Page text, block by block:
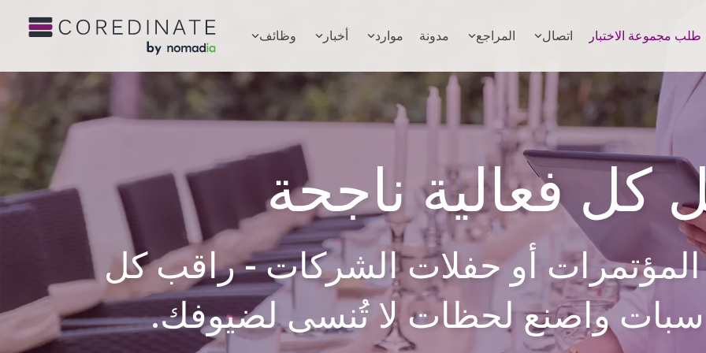
وظائف أخبار موارد مدونة المراجع اتصال طلب مجموعة الاختبار
كل فعالية ناجحة
أو حفلات الشركات - راقب كل
واصنع لحظات لا تُنسى لضيوفك.